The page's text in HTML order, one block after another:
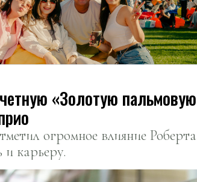
«Золотую пальмовую
огромное влияние Роберта
карьеру.